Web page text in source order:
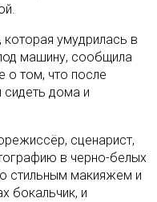
которая умудрилась в
машину, сообщила
о том, что после
сидеть дома и
сценарист,
в черно-белых
стильным макияжем и
бокальчик, и